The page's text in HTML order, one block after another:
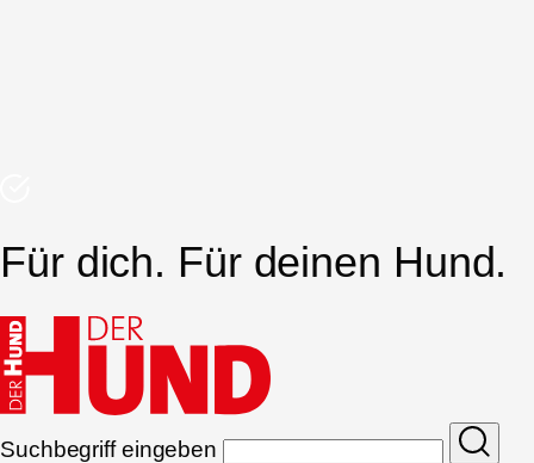
Für dich. Für deinen Hund.
Suchbegriff eingeben